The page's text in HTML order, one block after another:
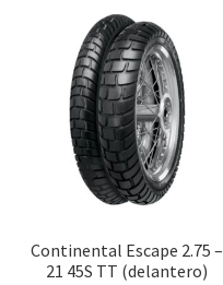
Continental Escape 2.75 –
21 45S TT (delantero)